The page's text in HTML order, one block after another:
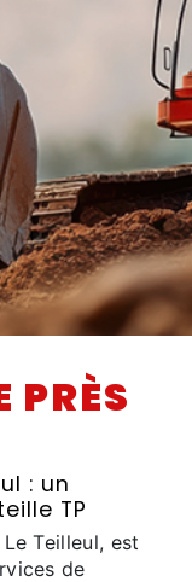
PRÈS
: un
TP
Teilleul, est
de